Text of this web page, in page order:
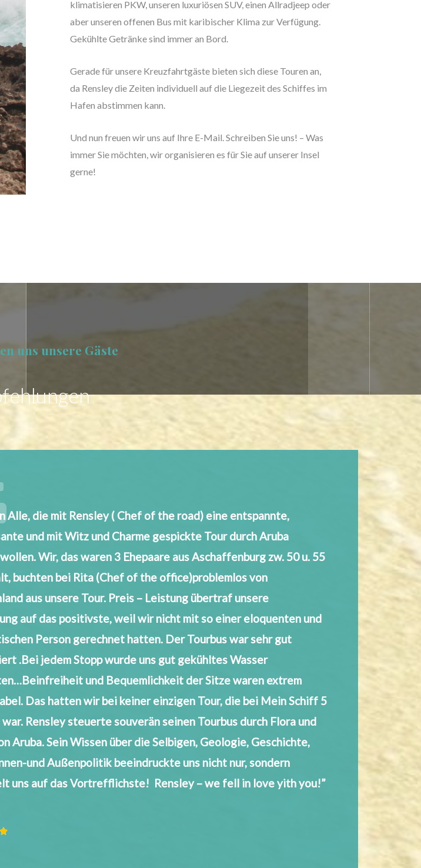
klimatisieren PKW, unseren luxuriösen SUV, einen Allradjeep oder
aber unseren offenen Bus mit karibischer Klima zur Verfügung.
Gekühlte Getränke sind immer an Bord.
Gerade für unsere Kreuzfahrtgäste bieten sich diese Touren an,
da Rensley die Zeiten individuell auf die Liegezeit des Schiffes im
Hafen abstimmen kann.
Und nun freuen wir uns auf Ihre E-Mail. Schreiben Sie uns! – Was
immer Sie möchten, wir organisieren es für Sie auf unserer Insel
gerne!
uns unsere Gäste
Alle, die mit Rensley ( Chef of the road) eine entspannte,
und mit Witz und Charme gespickte Tour durch Aruba
Wir, das waren 3 Ehepaare aus Aschaffenburg zw. 50 u. 55
buchten bei Rita (Chef of the office)problemlos von
aus unsere Tour. Preis – Leistung übertraf unsere
auf das positivste, weil wir nicht mit so einer eloquenten und
Person gerechnet hatten. Der Tourbus war sehr gut
.Bei jedem Stopp wurde uns gut gekühltes Wasser
und Bequemlichkeit der Sitze waren extrem
Das hatten wir bei keiner einzigen Tour, die bei Mein Schiff 5
Rensley steuerte souverän seinen Tourbus durch Flora und
Aruba. Sein Wissen über die Selbigen, Geologie, Geschichte,
und Außenpolitik beeindruckte uns nicht nur, sondern
uns auf das Vortrefflichste! Rensley – we fell in love yith you!”
